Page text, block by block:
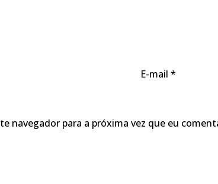
E-mail *
navegador para a próxima vez que eu